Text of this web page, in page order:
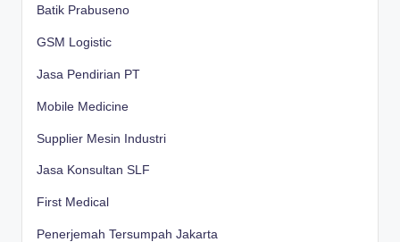
Batik Prabuseno
GSM Logistic
Jasa Pendirian PT
Mobile Medicine
Supplier Mesin Industri
Jasa Konsultan SLF
First Medical
Penerjemah Tersumpah Jakarta